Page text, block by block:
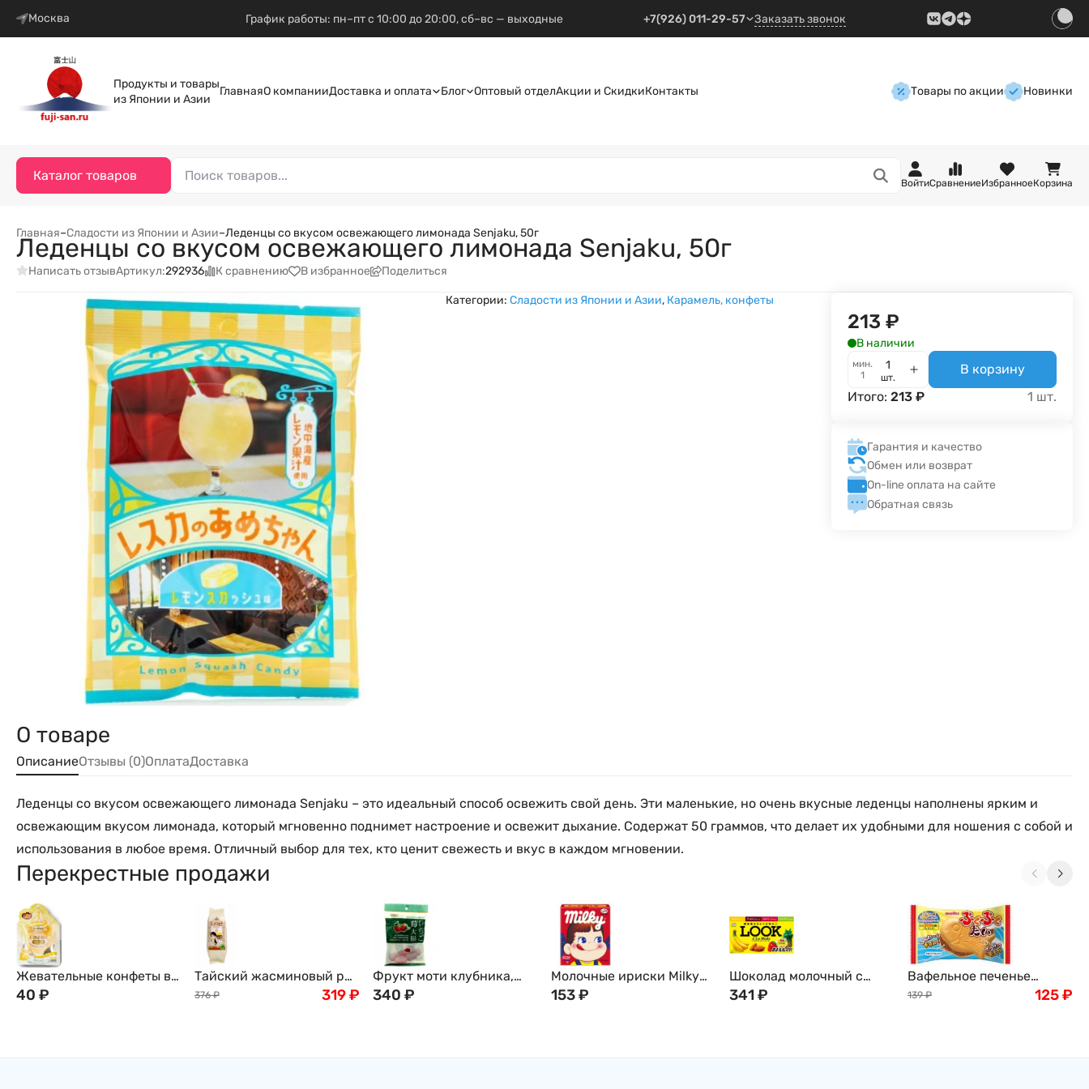
Москва График работы: пн–пт с 10:00 до 20:00, сб–вс — выходные +7(926) 011-29-57 Заказать звонок
Продукты и товары
из Японии и Азии
ГлавнаяО компанииДоставка и оплата Блог Оптовый отделАкции и СкидкиКонтакты Товары по акции Новинки
Каталог товаров
ВойтиСравнениеИзбранноеКорзина
Главная–Сладости из Японии и Азии–Леденцы со вкусом освежающего лимонада Senjaku, 50г
Леденцы со вкусом освежающего лимонада Senjaku, 50г
Написать отзывАртикул:292936 К сравнению В избранное Поделиться
Категории: Сладости из Японии и Азии, Карамель, конфеты
213 ₽
В наличии
мин.
1
шт.
В корзину
Итого:213 ₽ 1 шт.
Гарантия и качество
Обмен или возврат
On-line оплата на сайте
Обратная связь
О товаре
ОписаниеОтзывы (0)ОплатаДоставка
Леденцы со вкусом освежающего лимонада Senjaku – это идеальный способ освежить свой день. Эти маленькие, но очень вкусные леденцы наполнены ярким и
освежающим вкусом лимонада, который мгновенно поднимет настроение и освежит дыхание. Содержат 50 граммов, что делает их удобными для ношения с собой и
использования в любое время. Отличный выбор для тех, кто ценит свежесть и вкус в каждом мгновении.
Перекрестные продажи
Жевательные конфеты в
глазури, 28г
40 ₽
Тайский жасминовый рис
премиум класса, 1кг
376 ₽ 319₽
Фрукт моти клубника,
Дайфуку, 120гр
340 ₽
Молочные ириски Milky
Fujiya, 23,8г, Япония
153₽
Шоколад молочный c
кремовой начинкой -
341 ₽
Вафельное печенье
"Тайяки" Meito, Япония,
139 ₽ 125₽